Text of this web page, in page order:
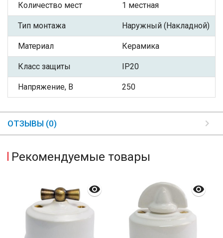
Количество мест 1 местная
Тип монтажа Наружный (Накладной)
Материал Керамика
Класс защиты IP20
Напряжение, В 250
ОТЗЫВЫ (0)
Рекомендуемые товары